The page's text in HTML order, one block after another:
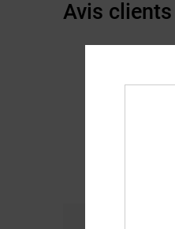
Avis clients